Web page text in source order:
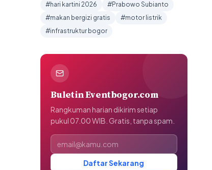
#hari kartini 2026
#Prabowo Subianto
#makan bergizi gratis
#motor listrik
#infrastruktur bogor
Buletin Eventbogor.com
Rangkuman harian dikirim setiap
pukul 07.00 WIB. Gratis, tanpa spam.
Alamat email
Daftar Sekarang